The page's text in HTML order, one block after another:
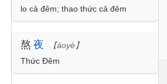
lo cả đêm; thao thức cả đêm
熬 夜
【áoyè】
Thức Đêm